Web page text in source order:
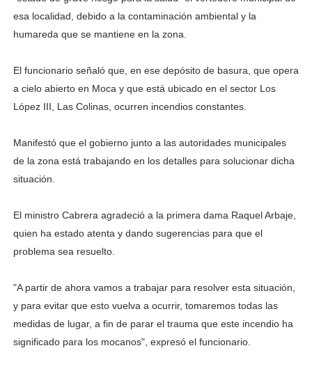
esa localidad, debido a la contaminación ambiental y la
humareda que se mantiene en la zona.
El funcionario señaló que, en ese depósito de basura, que opera
a cielo abierto en Moca y que está ubicado en el sector Los
López III, Las Colinas, ocurren incendios constantes.
Manifestó que el gobierno junto a las autoridades municipales
de la zona está trabajando en los detalles para solucionar dicha
situación.
El ministro Cabrera agradeció a la primera dama Raquel Arbaje,
quien ha estado atenta y dando sugerencias para que el
problema sea resuelto.
"A partir de ahora vamos a trabajar para resolver esta situación,
y para evitar que esto vuelva a ocurrir, tomaremos todas las
medidas de lugar, a fin de parar el trauma que este incendio ha
significado para los mocanos", expresó el funcionario.